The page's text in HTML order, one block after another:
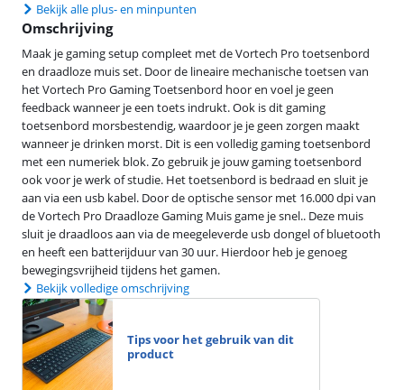
Bekijk alle plus- en minpunten
Omschrijving
Maak je gaming setup compleet met de Vortech Pro toetsenbord
en draadloze muis set. Door de lineaire mechanische toetsen van
het Vortech Pro Gaming Toetsenbord hoor en voel je geen
feedback wanneer je een toets indrukt. Ook is dit gaming
toetsenbord morsbestendig, waardoor je je geen zorgen maakt
wanneer je drinken morst. Dit is een volledig gaming toetsenbord
met een numeriek blok. Zo gebruik je jouw gaming toetsenbord
ook voor je werk of studie. Het toetsenbord is bedraad en sluit je
aan via een usb kabel. Door de optische sensor met 16.000 dpi van
de Vortech Pro Draadloze Gaming Muis game je snel.. Deze muis
sluit je draadloos aan via de meegeleverde usb dongel of bluetooth
en heeft een batterijduur van 30 uur. Hierdoor heb je genoeg
bewegingsvrijheid tijdens het gamen.
Bekijk volledige omschrijving
Tips voor het gebruik van dit
product